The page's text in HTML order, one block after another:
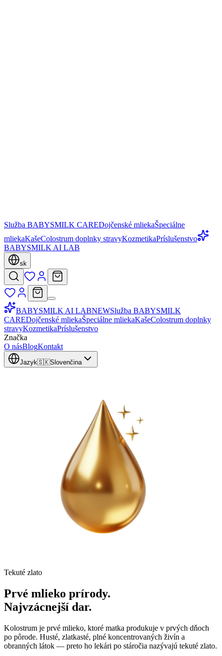
Služba BABYSMILK CAREDojčenské mliekaŠpeciálne
mliekaKašeColostrum doplnky stravyKozmetikaPríslušenstvo
BABYSMILK AI LAB
sk
BABYSMILK AI LABNEWSlužba BABYSMILK
CAREDojčenské mliekaŠpeciálne mliekaKašeColostrum doplnky
stravyKozmetikaPríslušenstvo
Značka
O násBlogKontakt
Jazyk🇸🇰Slovenčina
Tekuté zlato
Prvé mlieko prírody.
Najvzácnejší dar.
Kolostrum je prvé mlieko, ktoré matka produkuje v prvých dňoch
po pôrode. Husté, zlatkasté, plné koncentrovaných živín a
obranných látok — preto ho lekári po stáročia nazývajú tekuté zlato.